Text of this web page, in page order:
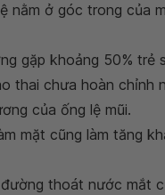
nằm ở góc trong của
gặp khoảng 50% trẻ
thai chưa hoàn chỉnh
của ống lệ mũi.
mặt cũng làm tăng
thoát nước mắt